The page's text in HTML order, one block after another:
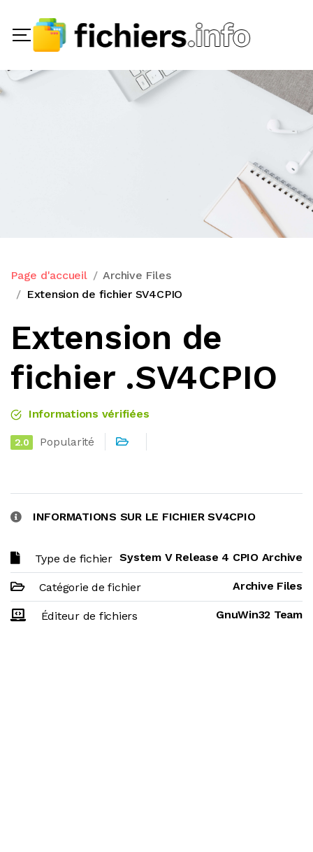
Page d'accueil
Archive Files
Extension de fichier SV4CPIO
Extension de
fichier .SV4CPIO
Informations vérifiées
2.0 Popularité
INFORMATIONS SUR LE FICHIER SV4CPIO
Type de fichier System V Release 4 CPIO Archive
Catégorie de fichier Archive Files
Éditeur de fichiers GnuWin32 Team